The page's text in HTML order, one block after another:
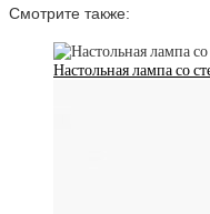
Смотрите также:
Настольная лампа со